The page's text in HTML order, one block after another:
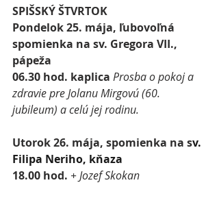
SPIŠSKÝ ŠTVRTOK
Pondelok 25. mája, ľubovoľná
spomienka na sv. Gregora VII.,
pápeža
06.30 hod. kaplica Prosba o pokoj a
zdravie pre Jolanu Mirgovú (60.
jubileum) a celú jej rodinu.
Utorok 26. mája, spomienka na sv.
Filipa Neriho, kňaza
18.00 hod. + Jozef Skokan